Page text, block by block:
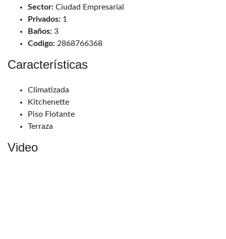
Sector: Ciudad Empresarial
Privados: 1
Baños: 3
Codigo: 2868766368
Características
Climatizada
Kitchenette
Piso Flotante
Terraza
Video